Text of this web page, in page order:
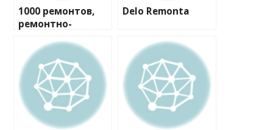
1000 ремонтов,
ремонтно-
компания
Delo Remonta